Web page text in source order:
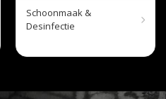
Schoonmaak &
Desinfectie